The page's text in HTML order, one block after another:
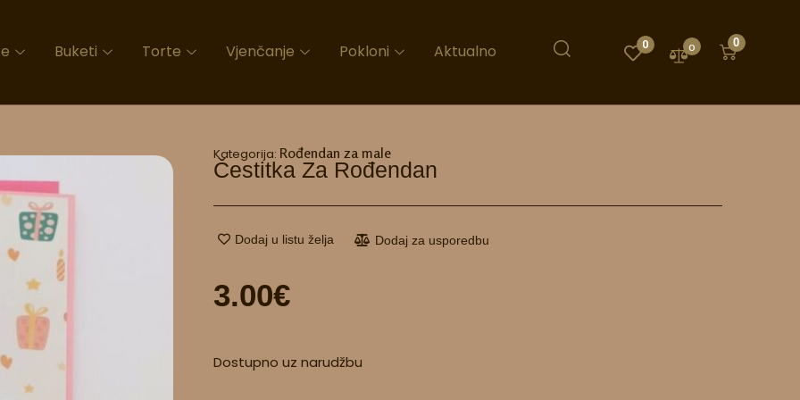
Buketi Torte Vjenčanje Pokloni Aktualno 0 0 0
Kategorija: Rođendan za male
Čestitka Za Rođendan
Dodaj u listu želja Dodaj za usporedbu
3.00€
Dostupno uz narudžbu
za